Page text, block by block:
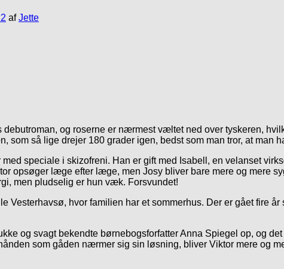
afJette
debutroman, og roserne er nærmest væltet ned over tyskeren,
som så lige drejer 180 grader igen, bedst som man tror, at man
speciale i skizofreni. Han er gift med Isabell, en velanset
opsøger læge efter læge, men Josy bliver bare mere og mere
men pludselig er hun væk. Forsvundet!
Vesterhavsø, hvor familien har et sommerhus. Der er gået fire
og svagt bekendte børnebogsforfatter Anna Spiegel op, og
som gåden nærmer sig sin løsning, bliver Viktor mere og